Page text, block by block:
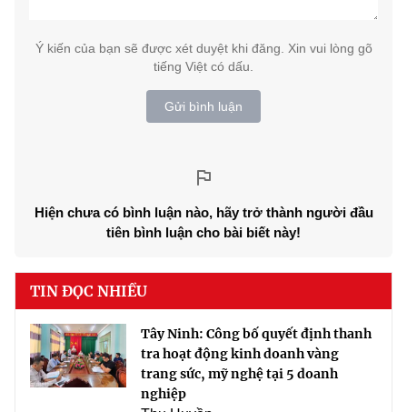
Ý kiến của bạn sẽ được xét duyệt khi đăng. Xin vui lòng gõ
tiếng Việt có dấu.
Gửi bình luận
Hiện chưa có bình luận nào, hãy trở thành người đầu
tiên bình luận cho bài biết này!
TIN ĐỌC NHIỀU
Tây Ninh: Công bố quyết định thanh
tra hoạt động kinh doanh vàng
trang sức, mỹ nghệ tại 5 doanh
nghiệp